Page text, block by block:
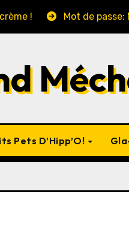
! Mot de passe:
Pets D’Hipp’O!